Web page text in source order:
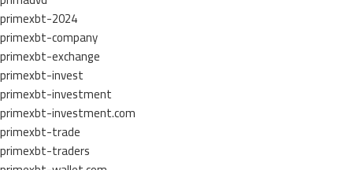
primexbt-2024
primexbt-company
primexbt-exchange
primexbt-invest
primexbt-investment
primexbt-investment.com
primexbt-trade
primexbt-traders